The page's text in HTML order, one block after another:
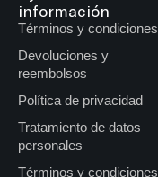
información
Términos y condiciones
Devoluciones y
reembolsos
Política de privacidad
Tratamiento de datos
personales
Términos y condiciones